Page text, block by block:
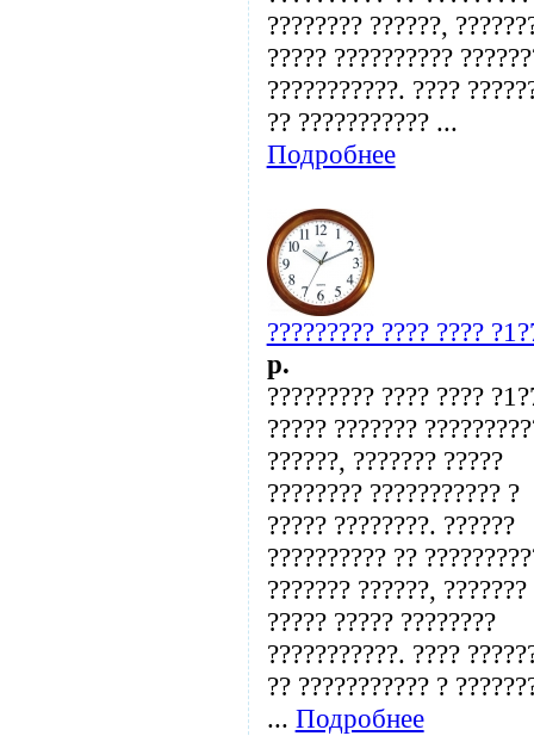
???????? ??????,
????? ??????????
???????????. ????
?? ??????????? ...
Подробнее
????????? ???? ????
p.
????????? ???? ????
????? ???????
??????, ??????? ?????
???????? ??????????? ?
????? ????????. ??????
?????????? ??
??????? ??????, ???????
????? ????? ????????
???????????. ????
?? ??????????? ?
... Подробнее